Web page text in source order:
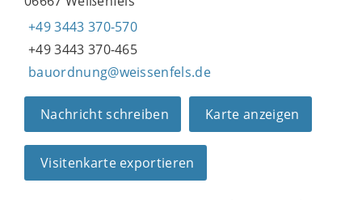
+49 3443 370-570
+49 3443 370-465
bauordnung@weissenfels.de
Nachricht schreiben Karte anzeigen
Visitenkarte exportieren